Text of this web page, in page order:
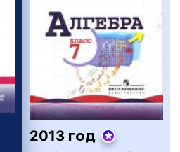
2013 год